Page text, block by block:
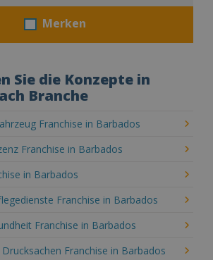
Merken
Sie die Konzepte in
Branche
Franchise in Barbados
Franchise in Barbados
in Barbados
Franchise in Barbados
Franchise in Barbados
Franchise in Barbados